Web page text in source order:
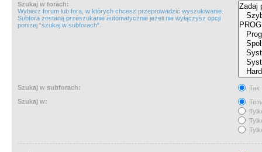
Szukaj w forach:
Wybierz forum lub fora, w których chcesz przeprowadzić wyszukiwanie.
Subfora zostaną przeszukanie automatycznie jeżeli nie wyłączysz opcji
poniżej “szukaj w subforach“.
Szukaj w subforach:
Tak
Szukaj w: